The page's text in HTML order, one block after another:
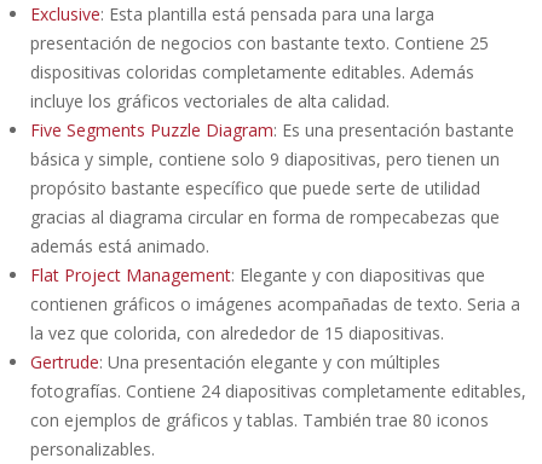
Exclusive: Esta plantilla está pensada para una larga
presentación de negocios con bastante texto. Contiene 25
dispositivas coloridas completamente editables. Además
incluye los gráficos vectoriales de alta calidad.
Five Segments Puzzle Diagram: Es una presentación bastante
básica y simple, contiene solo 9 diapositivas, pero tienen un
propósito bastante específico que puede serte de utilidad
gracias al diagrama circular en forma de rompecabezas que
además está animado.
Flat Project Management: Elegante y con diapositivas que
contienen gráficos o imágenes acompañadas de texto. Seria a
la vez que colorida, con alrededor de 15 diapositivas.
Gertrude: Una presentación elegante y con múltiples
fotografías. Contiene 24 diapositivas completamente editables,
con ejemplos de gráficos y tablas. También trae 80 iconos
personalizables.